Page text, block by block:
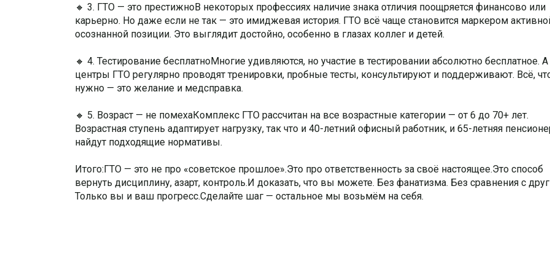
🔸 3. ГТО — это престижноВ некоторых профессиях наличие знака отличия поощряется финансово или
карьерно. Но даже если не так — это имиджевая история. ГТО всё чаще становится маркером
осознанной позиции. Это выглядит достойно, особенно в глазах коллег и детей.
🔸 4. Тестирование бесплатноМногие удивляются, но участие в тестировании абсолютно бесплатное. А
центры ГТО регулярно проводят тренировки, пробные тесты, консультируют и поддерживают. Всё,
нужно — это желание и медсправка.
🔸 5. Возраст — не помехаКомплекс ГТО рассчитан на все возрастные категории — от 6 до 70+ лет.
Возрастная ступень адаптирует нагрузку, так что и 40-летний офисный работник, и 65-летняя
найдут подходящие нормативы.
Итого:ГТО — это не про «советское прошлое».Это про ответственность за своё настоящее.Это способ
вернуть дисциплину, азарт, контроль.И доказать, что вы можете. Без фанатизма. Без сравнения с
Только вы и ваш прогресс.Сделайте шаг — остальное мы возьмём на себя.